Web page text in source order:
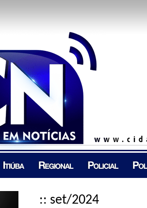
:: set/2024